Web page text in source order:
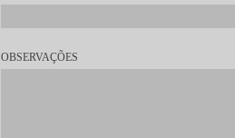
OBSERVAÇÕES